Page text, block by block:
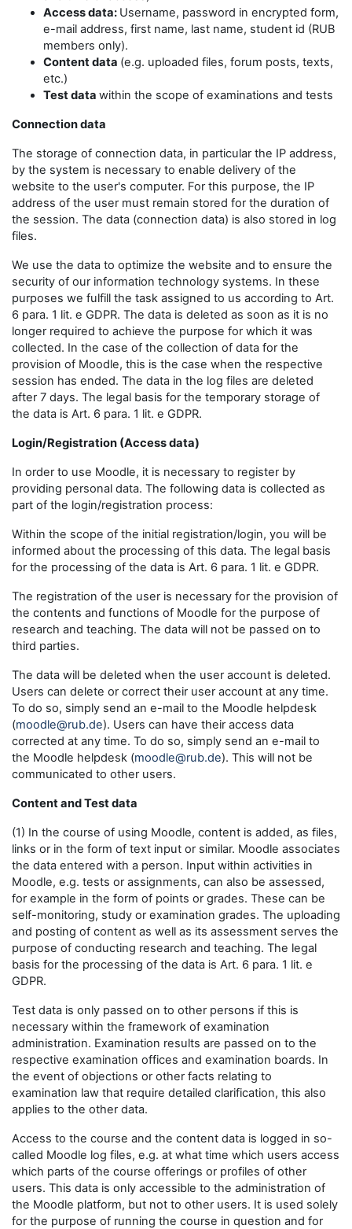
Access data: Username, password in encrypted form,
e-mail address, first name, last name, student id (RUB
members only).
Content data (e.g. uploaded files, forum posts, texts,
etc.)
Test data within the scope of examinations and tests
Connection data
The storage of connection data, in particular the IP address,
by the system is necessary to enable delivery of the
website to the user's computer. For this purpose, the IP
address of the user must remain stored for the duration of
the session. The data (connection data) is also stored in log
files.
We use the data to optimize the website and to ensure the
security of our information technology systems. In these
purposes we fulfill the task assigned to us according to Art.
6 para. 1 lit. e GDPR. The data is deleted as soon as it is no
longer required to achieve the purpose for which it was
collected. In the case of the collection of data for the
provision of Moodle, this is the case when the respective
session has ended. The data in the log files are deleted
after 7 days. The legal basis for the temporary storage of
the data is Art. 6 para. 1 lit. e GDPR.
Login/Registration (Access data)
In order to use Moodle, it is necessary to register by
providing personal data. The following data is collected as
part of the login/registration process:
Within the scope of the initial registration/login, you will be
informed about the processing of this data. The legal basis
for the processing of the data is Art. 6 para. 1 lit. e GDPR.
The registration of the user is necessary for the provision of
the contents and functions of Moodle for the purpose of
research and teaching. The data will not be passed on to
third parties.
The data will be deleted when the user account is deleted.
Users can delete or correct their user account at any time.
To do so, simply send an e-mail to the Moodle helpdesk
(moodle@rub.de). Users can have their access data
corrected at any time. To do so, simply send an e-mail to
the Moodle helpdesk (moodle@rub.de). This will not be
communicated to other users.
Content and Test data
(1) In the course of using Moodle, content is added, as files,
links or in the form of text input or similar. Moodle associates
the data entered with a person. Input within activities in
Moodle, e.g. tests or assignments, can also be assessed,
for example in the form of points or grades. These can be
self-monitoring, study or examination grades. The uploading
and posting of content as well as its assessment serves the
purpose of conducting research and teaching. The legal
basis for the processing of the data is Art. 6 para. 1 lit. e
GDPR.
Test data is only passed on to other persons if this is
necessary within the framework of examination
administration. Examination results are passed on to the
respective examination offices and examination boards. In
the event of objections or other facts relating to
examination law that require detailed clarification, this also
applies to the other data.
Access to the course and the content data is logged in so-
called Moodle log files, e.g. at what time which users access
which parts of the course offerings or profiles of other
users. This data is only accessible to the administration of
the Moodle platform, but not to other users. It is used solely
for the purpose of running the course in question and for